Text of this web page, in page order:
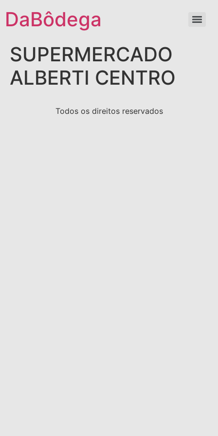
DaBôdega
SUPERMERCADO
ALBERTI CENTRO
Todos os direitos reservados